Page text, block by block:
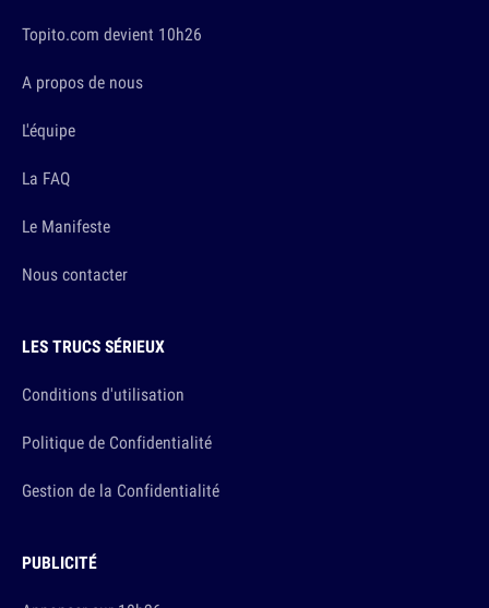
Topito.com devient 10h26
A propos de nous
L'équipe
La FAQ
Le Manifeste
Nous contacter
LES TRUCS SÉRIEUX
Conditions d'utilisation
Politique de Confidentialité
Gestion de la Confidentialité
PUBLICITÉ